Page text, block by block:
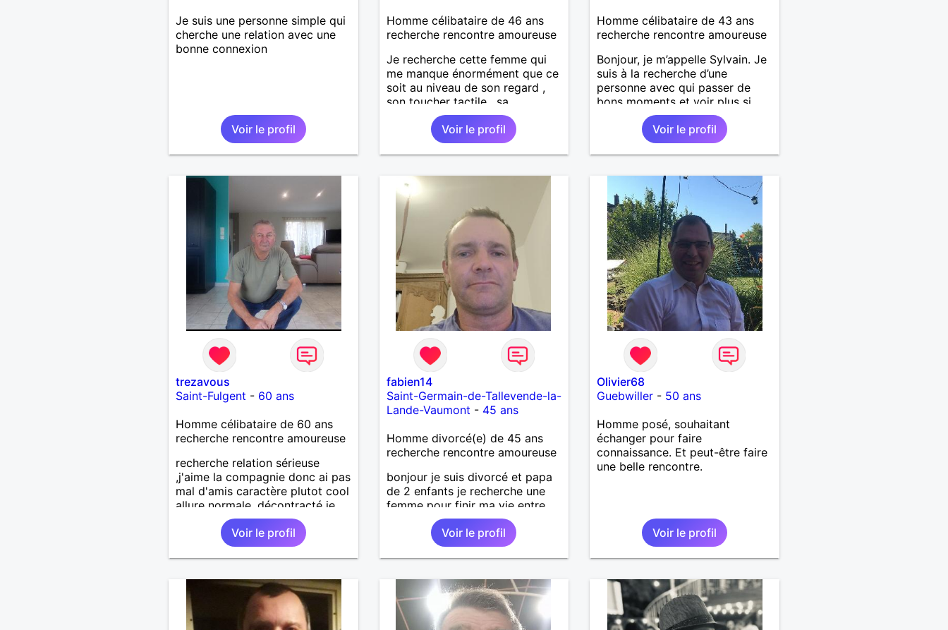
Je suis une personne simple qui
cherche une relation avec une
bonne connexion
Voir le profil
Homme célibataire de 46 ans
recherche rencontre amoureuse
Je recherche cette femme qui
me manque énormément que ce
soit au niveau de son regard ,
son toucher tactile , sa
simplicité , sa douceur bref tout
ces défauts et ses qualités pour
une relation pérenne
Voir le profil
Homme célibataire de 43 ans
recherche rencontre amoureuse
Bonjour, je m’appelle Sylvain. Je
suis à la recherche d’une
personne avec qui passer de
bons moments et voir plus si
nous nous correspondons.
J’aime la nature, les voyages et
aussi faire la fête de temps en
temps ;-)Je suis papa d’un petit
m’occupe en garde alternée.
J’aime à peu près tous les styles
de musique. (Oui je suis pas trop
fan de Jul). Je fais du sport
pour garder la forme et plutôt
agréable à regarder. (Enfin je le
pense en tout cas 😂)
Voir le profil
trezavous
Saint-Fulgent - 60 ans
Homme célibataire de 60 ans
recherche rencontre amoureuse
recherche relation sérieuse
,j'aime la compagnie donc ai pas
mal d'amis caractère plutot cool
allure normale ,décontracté je
voudrais rencontrer une
personne aimant la nature
,bricolage ,quelqu'un de simple
et naturel à vos claviers
Voir le profil
fabien14
Saint-Germain-de-Tallevende-la-
Lande-Vaumont - 45 ans
Homme divorcé(e) de 45 ans
recherche rencontre amoureuse
bonjour je suis divorcé et papa
de 2 enfants je recherche une
femme pour finir ma vie entre
de bonne main merci
Voir le profil
Olivier68
Guebwiller - 50 ans
Homme posé, souhaitant
échanger pour faire
connaissance. Et peut-être faire
une belle rencontre.
Voir le profil